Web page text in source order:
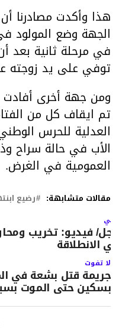
هذا وأكدت مصادرنا
الجهة وضع المولود
في مرحلة ثانية بعد
توفي على يد زوجته
ومن جهة أخرى أفادت
تم ايقاف كل من
العدلية للحرس
الأب في حالة سراح
العمومية في الغرض.
مقالات متشابهة: رضيع
فيديو: تخريب
الانطلاقة
لا تفوت
جريمة قتل بشعة في
بسكين حتى الموت